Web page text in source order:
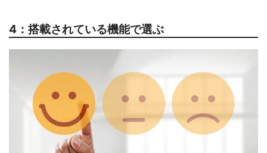
4：搭載されている機能で選ぶ